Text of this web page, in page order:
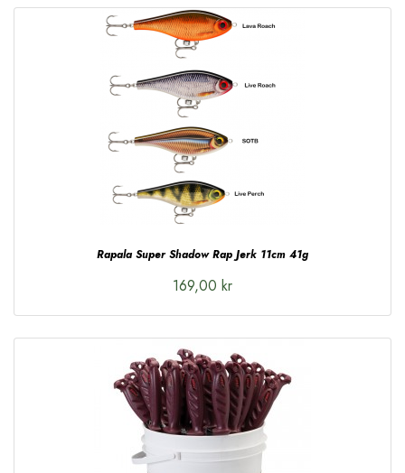
Rapala Super Shadow Rap Jerk 11cm 41g
169,00 kr